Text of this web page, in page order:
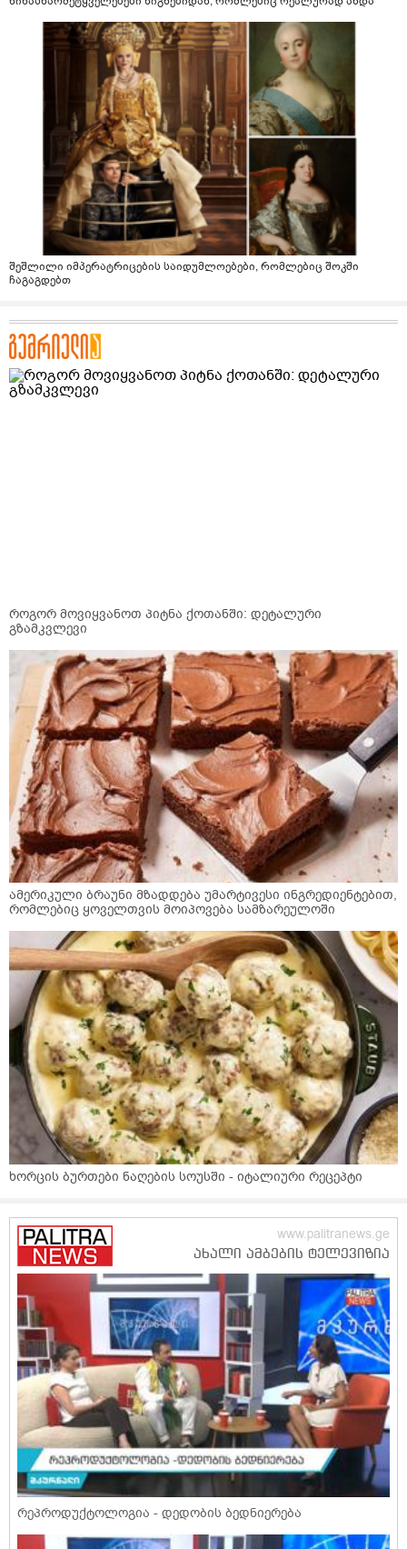
შეშლილი იმპერატრიცების საიდუმლოებები, რომლებიც შოკში
ჩაგაგდებთ
როგორ მოვიყვანოთ პიტნა ქოთანში: დეტალური
გზამკვლევი
ამერიკული ბრაუნი მზადდება უმარტივესი ინგრედიენტებით,
რომლებიც ყოველთვის მოიპოვება სამზარეულოში
ხორცის ბურთები ნაღების სოუსში - იტალიური რეცეპტი
რეპროდუქტოლოგია - დედობის ბედნიერება